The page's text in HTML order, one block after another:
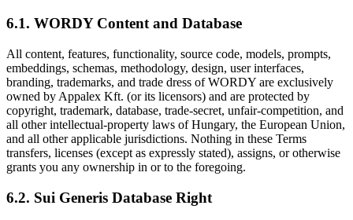
6.1. WORDY Content and Database
All content, features, functionality, source code, models, prompts,
embeddings, schemas, methodology, design, user interfaces,
branding, trademarks, and trade dress of WORDY are exclusively
owned by Appalex Kft. (or its licensors) and are protected by
copyright, trademark, database, trade-secret, unfair-competition, and
all other intellectual-property laws of Hungary, the European Union,
and all other applicable jurisdictions. Nothing in these Terms
transfers, licenses (except as expressly stated), assigns, or otherwise
grants you any ownership in or to the foregoing.
6.2. Sui Generis Database Right